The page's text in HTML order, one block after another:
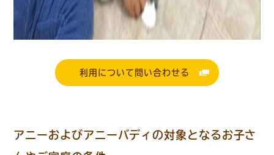
利用について問い合わせる
アニーおよびアニーバディの対象となるお子さ